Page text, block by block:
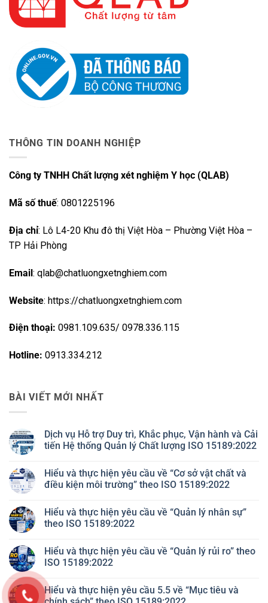
THÔNG TIN DOANH NGHIỆP
Công ty TNHH Chất lượng xét nghiệm Y học (QLAB)
Mã số thuế: 0801225196
Địa chỉ: Lô L4-20 Khu đô thị Việt Hòa – Phường Việt Hòa –
TP Hải Phòng
Email: qlab@chatluongxetnghiem.com
Website: https://chatluongxetnghiem.com
Điện thoại: 0981.109.635/ 0978.336.115
Hotline: 0913.334.212
BÀI VIẾT MỚI NHẤT
Dịch vụ Hỗ trợ Duy trì, Khắc phục, Vận hành và Cải
tiến Hệ thống Quản lý Chất lượng ISO 15189:2022
bình
luận
ở
Hỗ
trợ
Duy
phục,
Vận
hành
Cải
tiến
Hệ
Hiểu và thực hiện yêu cầu về “Cơ sở vật chất và
điều kiện môi trường” theo ISO 15189:2022
bình
luận
ở
thực
hiện
yêu
về
“Cơ
sở
Hiểu và thực hiện yêu cầu về “Quản lý nhân sự”
theo ISO 15189:2022
bình
luận
ở
và
thực
hiện
Hiểu và thực hiện yêu cầu về “Quản lý rủi ro” theo
ISO 15189:2022
có
bình
luận
Hiểu và thực hiện yêu cầu 5.5 về “Mục tiêu và